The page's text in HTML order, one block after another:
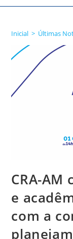
Inicial > Últimas
CRA-
e
com a